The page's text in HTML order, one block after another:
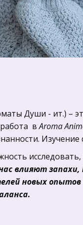
Души - ит.) –
в Аroma
влияют
новых